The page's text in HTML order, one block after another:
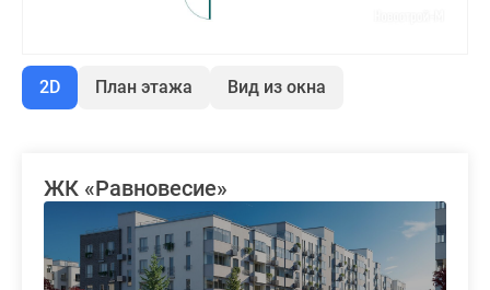
2D План этажа Вид из окна
ЖК «Равновесие»